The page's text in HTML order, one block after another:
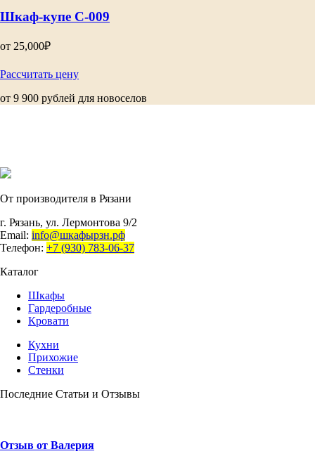
Шкаф-купе C-009
от 25,000₽
Рассчитать цену
от 9 900 рублей для новоселов
От производителя в Рязани
г. Рязань, ул. Лермонтова 9/2
Email: info@шкафырзн.рф
Телефон: +7 (930) 783-06-37
Каталог
Шкафы
Гардеробные
Кровати
Кухни
Прихожие
Стенки
Последние Статьи и Отзывы
Отзыв от Валерия